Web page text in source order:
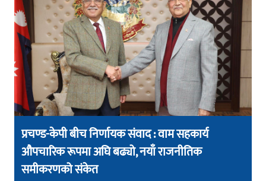
प्रचण्ड-केपी बीच निर्णायक संवाद : वाम सहकार्य
औपचारिक रूपमा अघि बढ्यो, नयाँ राजनीतिक
समीकरणको संकेत